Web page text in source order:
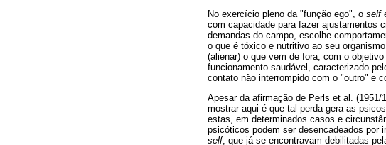
No exercício pleno da "função ego", o self
com capacidade para fazer ajustamentos
demandas do campo, escolhe
o que é tóxico e nutritivo ao seu
(alienar) o que vem de fora, com o
funcionamento saudável, caracterizado
contato não interrompido com o "outro" e
Apesar da afirmação de Perls et al.
mostrar aqui é que tal perda gera as
estas, em determinados casos e
psicóticos podem ser desencadeados por
self, que já se encontravam debilitadas